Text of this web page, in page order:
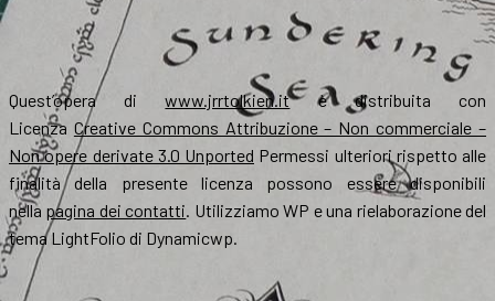
Quest’opera diwww.jrrtolkien.itè distribuita con
Licenza Creative Commons Attribuzione – Non commerciale –
Non opere derivate 3.0 Unported Permessi ulteriori rispetto alle
finalità della presente licenza possono essere disponibili
nella pagina dei contatti. Utilizziamo WP e una rielaborazione del
tema LightFolio di Dynamicwp.